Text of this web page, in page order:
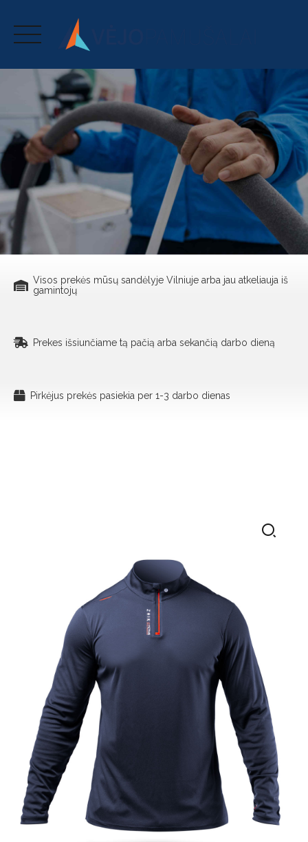
Visos prekės mūsų sandėlyje Vilniuje arba jau atkeliauja iš
gamintojų
Prekes išsiunčiame tą pačią arba sekančią darbo dieną
Pirkėjus prekės pasiekia per 1-3 darbo dienas